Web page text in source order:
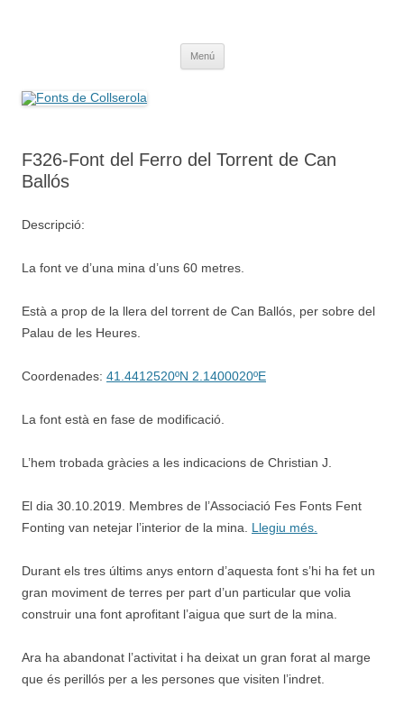
Menú
F326-Font del Ferro del Torrent de Can
Ballós
Descripció:
La font ve d’una mina d’uns 60 metres.
Està a prop de la llera del torrent de Can Ballós, per sobre del
Palau de les Heures.
Coordenades: 41.4412520ºN 2.1400020ºE
La font està en fase de modificació.
L’hem trobada gràcies a les indicacions de Christian J.
El dia 30.10.2019. Membres de l’Associació Fes Fonts Fent
Fonting van netejar l’interior de la mina. Llegiu més.
Durant els tres últims anys entorn d’aquesta font s’hi ha fet un
gran moviment de terres per part d’un particular que volia
construir una font aprofitant l’aigua que surt de la mina.
Ara ha abandonat l’activitat i ha deixat un gran forat al marge
que és perillós per a les persones que visiten l’indret.